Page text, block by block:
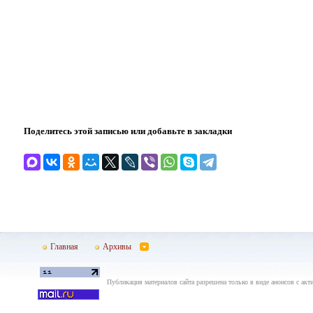
Поделитесь этой записью или добавьте в закладки
Главная Архивы
Публикация материалов сайта разрешена только в виде анонсов с